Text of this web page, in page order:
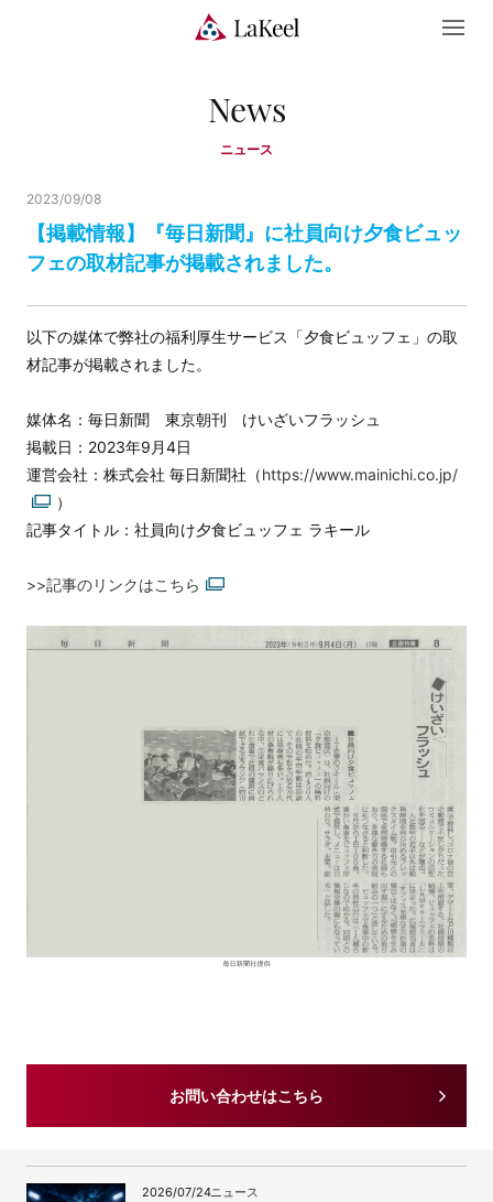
News
ニュース
【掲載情報】『毎日新聞』に社員向け夕食ビュッ
フェの取材記事が掲載されました。
2023/09/08
以下の媒体で弊社の福利厚生サービス「夕食ビュッフェ」の取
材記事が掲載されました。
媒体名：毎日新聞 東京朝刊 けいざいフラッシュ
掲載日：2023年9月4日
運営会社：株式会社 毎日新聞社（https://www.mainichi.co.jp/
）
記事タイトル：社員向け夕食ビュッフェ ラキール
>>記事のリンクはこちら
お問い合わせはこちら
2026/07/24ニュース